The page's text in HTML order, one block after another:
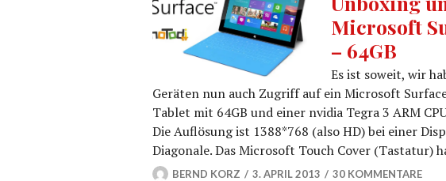
Microsoft
– 64GB
Es ist soweit, wir
Geräten nun auch Zugriff auf ein Microsoft
Tablet mit 64GB und einer nvidia Tegra 3 ARM
Die Auflösung ist 1388*768 (also HD) bei einer
Diagonale. Das Microsoft Touch Cover (Tastatur)
BERND KORZ 3. APRIL 2013 30 KOMMENTARE